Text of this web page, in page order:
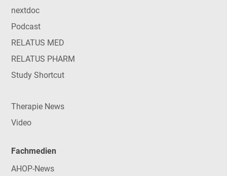
nextdoc
Podcast
RELATUS MED
RELATUS PHARM
Study Shortcut
Therapie News
Video
Fachmedien
AHOP-News